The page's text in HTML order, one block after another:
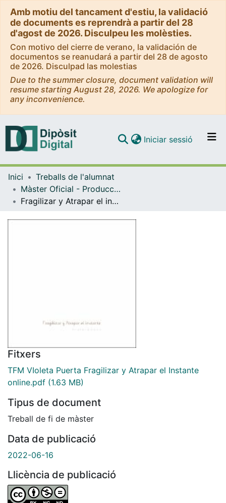
Amb motiu del tancament d'estiu, la validació
de documents es reprendrà a partir del 28
d'agost de 2026. Disculpeu les molèsties.
Con motivo del cierre de verano, la validación de
documentos se reanudará a partir del 28 de agosto
de 2026. Disculpad las molestias
Due to the summer closure, document validation will
resume starting August 28, 2026. We apologize for
any inconvenience.
Navega per tot el DD
Com publicar
Contacte
Iniciar sessió (current)
Inici
Treballs de l'alumnat
Màster Oficial - Producció i Recerca Artística
Fragilizar y Atrapar el instante
Fitxers
TFM VIoleta Puerta Fragilizar y Atrapar el Instante
online.pdf (1.63 MB)
Tipus de document
Treball de fi de màster
Data de publicació
2022-06-16
Llicència de publicació